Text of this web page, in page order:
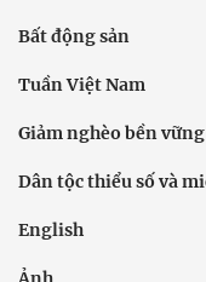
Bất động sản
Tuần Việt Nam
Giảm nghèo bền vững
Dân tộc thiểu số và
English